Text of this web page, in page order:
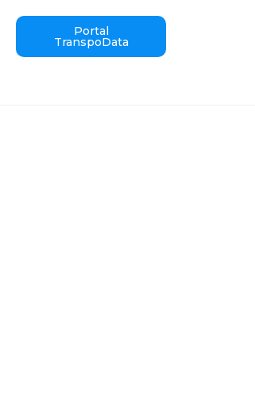
Portal
TranspoData